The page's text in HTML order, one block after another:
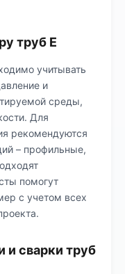
труб Е
учитывать
и
среды,
Для
рекомендуются
– профильные,
помогут
с учетом всех
и сварки труб